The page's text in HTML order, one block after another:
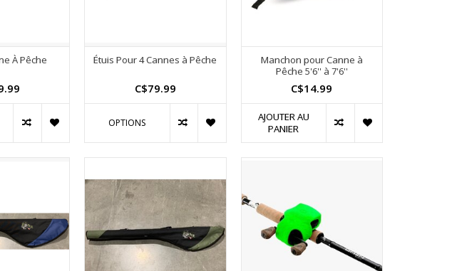
À Pêche Étuis Pour 4 Cannes à Pêche
C$79.99
OPTIONS
Manchon pour Canne à
Pêche 5'6'' à 7'6''
C$14.99
AJOUTER AU
PANIER